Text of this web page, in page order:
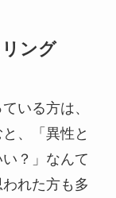
ング
いる方は、
、「異性と
？」なんて
れた方も多